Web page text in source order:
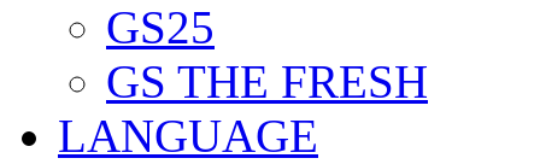
GS25
GS THE FRESH
LANGUAGE